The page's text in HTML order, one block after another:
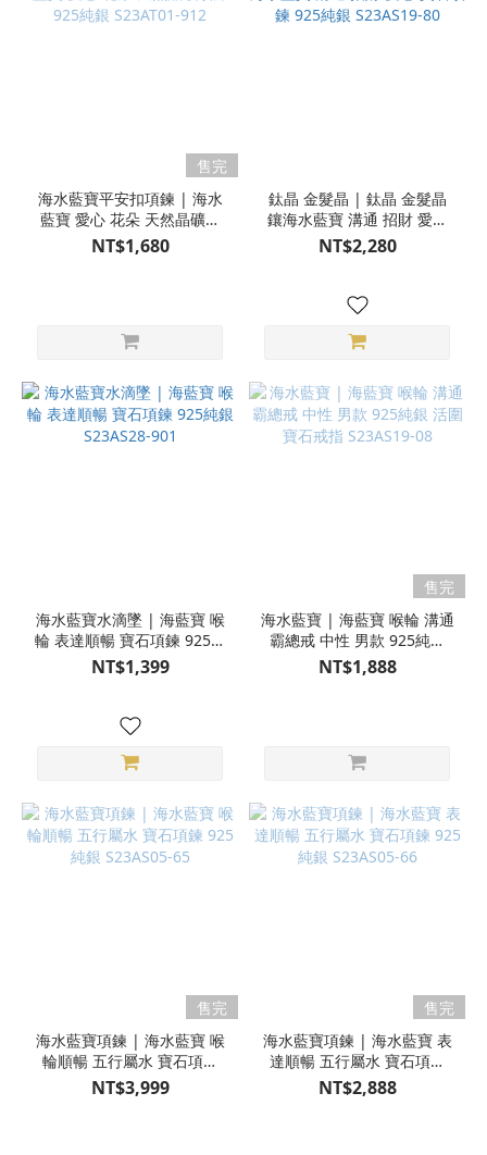
售完
海水藍寶平安扣項鍊 | 海水
藍寶 愛心 花朵 天然晶礦項
鍊 925純銀 S23AT01-912
NT$1,680
鈦晶 金髮晶 | 鈦晶 金髮晶
鑲海水藍寶 溝通 招財 愛心
寶石項鍊 925純銀 S23AS19-
80
NT$2,280
海水藍寶水滴墜 | 海藍寶 喉
輪 表達順暢 寶石項鍊 925純
銀 S23AS28-901
NT$1,399
售完
海水藍寶 | 海藍寶 喉輪 溝通
霸總戒 中性 男款 925純銀
活圍 寶石戒指 S23AS19-08
NT$1,888
售完
海水藍寶項鍊 | 海水藍寶 喉
輪順暢 五行屬水 寶石項鍊
925純銀 S23AS05-65
NT$3,999
售完
海水藍寶項鍊 | 海水藍寶 表
達順暢 五行屬水 寶石項鍊
925純銀 S23AS05-66
NT$2,888